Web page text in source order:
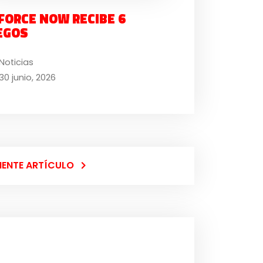
NOW RECIBE 6
junio, 2026
ARTÍCULO